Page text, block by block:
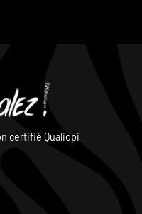
certifié Qualiopi